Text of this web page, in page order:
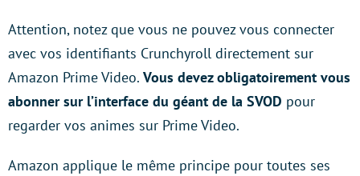
Attention, notez que vous ne pouvez vous connecter
avec vos identifiants Crunchyroll directement sur
Amazon Prime Video. Vous devez obligatoirement vous
abonner sur l’interface du géant de la SVOD pour
regarder vos animes sur Prime Video.
Amazon applique le même principe pour toutes ses